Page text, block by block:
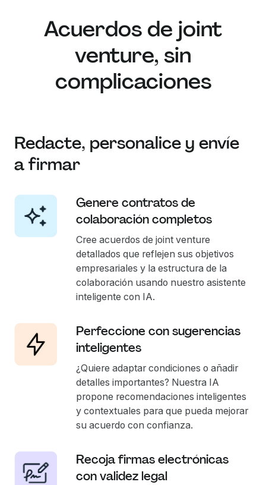
Acuerdos de joint
venture, sin
complicaciones
Redacte, personalice y envíe
a firmar
Genere contratos de
colaboración completos
Cree acuerdos de joint venture
detallados que reflejen sus objetivos
empresariales y la estructura de la
colaboración usando nuestro asistente
inteligente con IA.
Perfeccione con sugerencias
inteligentes
¿Quiere adaptar condiciones o añadir
detalles importantes? Nuestra IA
propone recomendaciones inteligentes
y contextuales para que pueda mejorar
su acuerdo con confianza.
Recoja firmas electrónicas
con validez legal